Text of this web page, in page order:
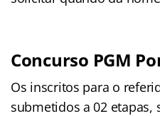
Concurso PGM
Os inscritos para o
submetidos a 02 etapas,